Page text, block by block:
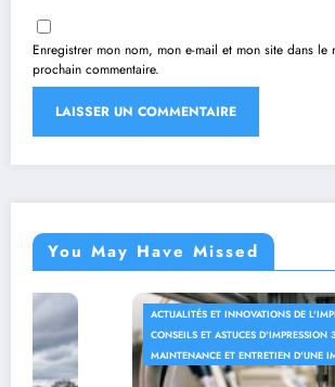
Enregistrer mon nom, mon e-mail et mon site dans le
prochain commentaire.
You May Have Missed
DE L'IMPRESSION 3D
D'IMPRESSION 3D
ENTRETIEN D'UNE IMPRIMANTE 3D